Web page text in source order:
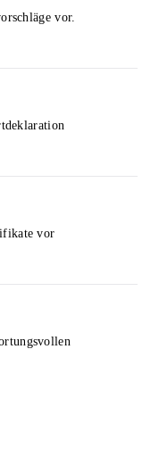
vor.
vor